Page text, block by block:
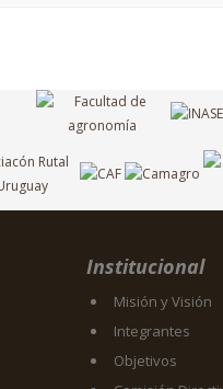
Institucional
Misión y Visión
Integrantes
Objetivos